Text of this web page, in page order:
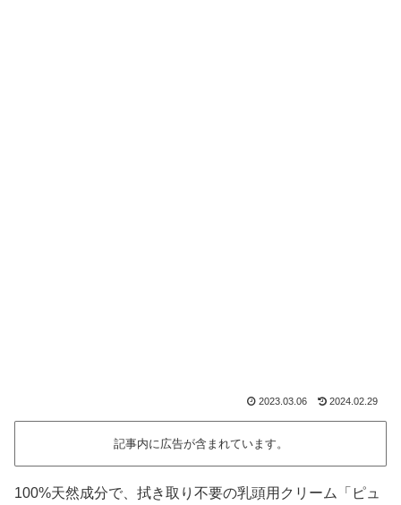
2023.03.06 2024.02.29
記事内に広告が含まれています。
100%天然成分で、拭き取り不要の乳頭用クリーム「ピュ